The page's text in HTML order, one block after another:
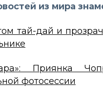
из мира
тай-дай и
Приянка
фотосессии